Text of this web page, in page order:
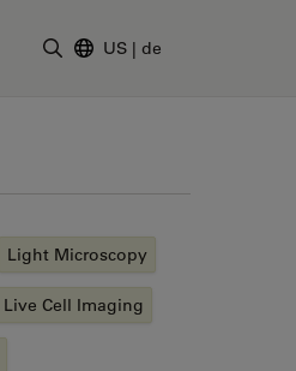
US | de
Light Microscopy
Live Cell Imaging